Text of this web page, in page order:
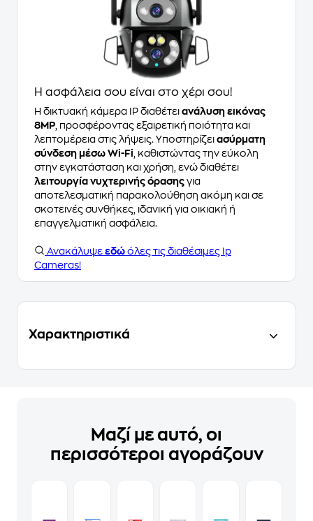
Η ασφάλεια σου είναι στο χέρι σου!
Η δικτυακή κάμερα IP διαθέτει ανάλυση εικόνας
8MP , προσφέροντας εξαιρετική ποιότητα και
λεπτομέρεια στις λήψεις. Υποστηρίζει ασύρματη
σύνδεση μέσω Wi-Fi , καθιστώντας την εύκολη
στην εγκατάσταση και χρήση, ενώ διαθέτει
λειτουργία νυχτερινής όρασης για
αποτελεσματική παρακολούθηση ακόμη και σε
σκοτεινές συνθήκες, ιδανική για οικιακή ή
επαγγελματική ασφάλεια.
Ανακάλυψε εδώ όλες τις διαθέσιμες Ip
Cameras!
Χαρακτηριστικά
Μαζί με αυτό, οι
περισσότεροι αγοράζουν